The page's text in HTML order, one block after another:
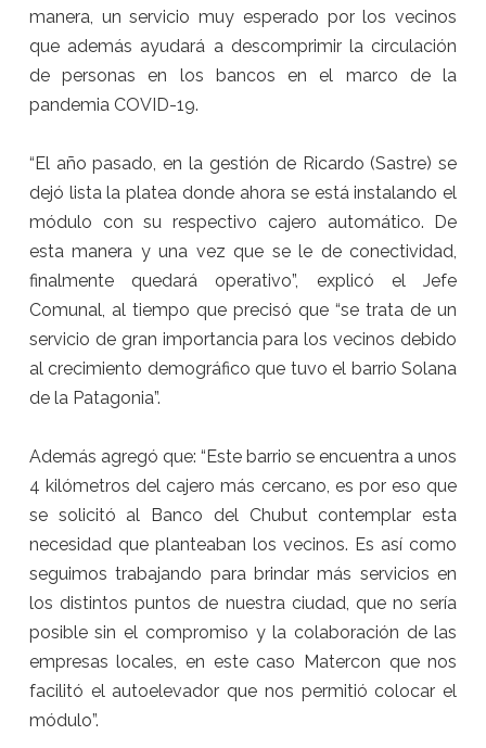
manera, un servicio muy esperado por los vecinos
que además ayudará a descomprimir la circulación
de personas en los bancos en el marco de la
pandemia COVID-19.
“El año pasado, en la gestión de Ricardo (Sastre) se
dejó lista la platea donde ahora se está instalando el
módulo con su respectivo cajero automático. De
esta manera y una vez que se le de conectividad,
finalmente quedará operativo”, explicó el Jefe
Comunal, al tiempo que precisó que “se trata de un
servicio de gran importancia para los vecinos debido
al crecimiento demográfico que tuvo el barrio Solana
de la Patagonia”.
Además agregó que: “Este barrio se encuentra a unos
4 kilómetros del cajero más cercano, es por eso que
se solicitó al Banco del Chubut contemplar esta
necesidad que planteaban los vecinos. Es así como
seguimos trabajando para brindar más servicios en
los distintos puntos de nuestra ciudad, que no sería
posible sin el compromiso y la colaboración de las
empresas locales, en este caso Matercon que nos
facilitó el autoelevador que nos permitió colocar el
módulo”.